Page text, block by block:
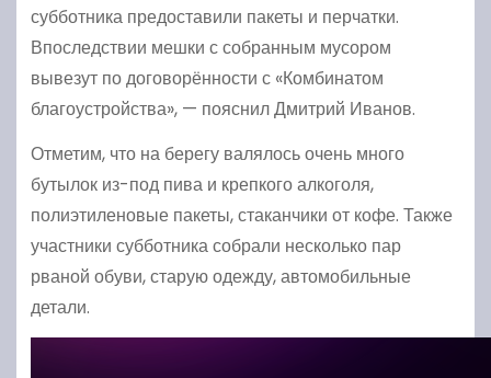
субботника предоставили пакеты и перчатки.
Впоследствии мешки с собранным мусором
вывезут по договорённости с «Комбинатом
благоустройства», — пояснил Дмитрий Иванов.
Отметим, что на берегу валялось очень много
бутылок из-под пива и крепкого алкоголя,
полиэтиленовые пакеты, стаканчики от кофе. Также
участники субботника собрали несколько пар
рваной обуви, старую одежду, автомобильные
детали.